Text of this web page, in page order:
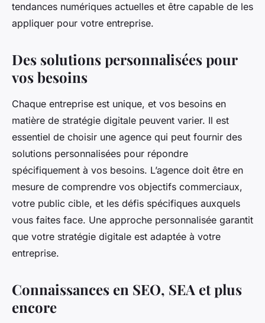
tendances numériques actuelles et être capable de les
appliquer pour votre entreprise.
Des solutions personnalisées pour
vos besoins
Chaque entreprise est unique, et vos besoins en
matière de stratégie digitale peuvent varier. Il est
essentiel de choisir une agence qui peut fournir des
solutions personnalisées pour répondre
spécifiquement à vos besoins. L’agence doit être en
mesure de comprendre vos objectifs commerciaux,
votre public cible, et les défis spécifiques auxquels
vous faites face. Une approche personnalisée garantit
que votre stratégie digitale est adaptée à votre
entreprise.
Connaissances en SEO, SEA et plus
encore